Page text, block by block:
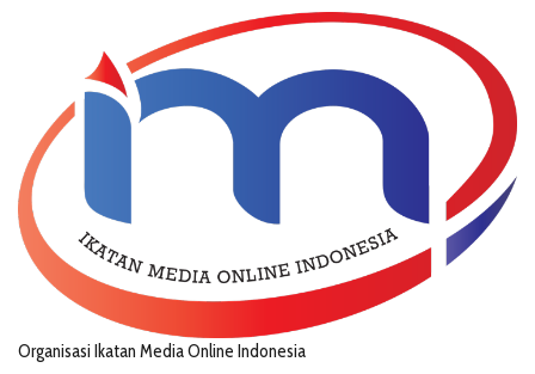
Organisasi Ikatan Media Online Indonesia